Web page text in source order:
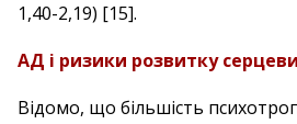
1,40-2,19) [15].
АД і ризики розвитку
Відомо, що більшість